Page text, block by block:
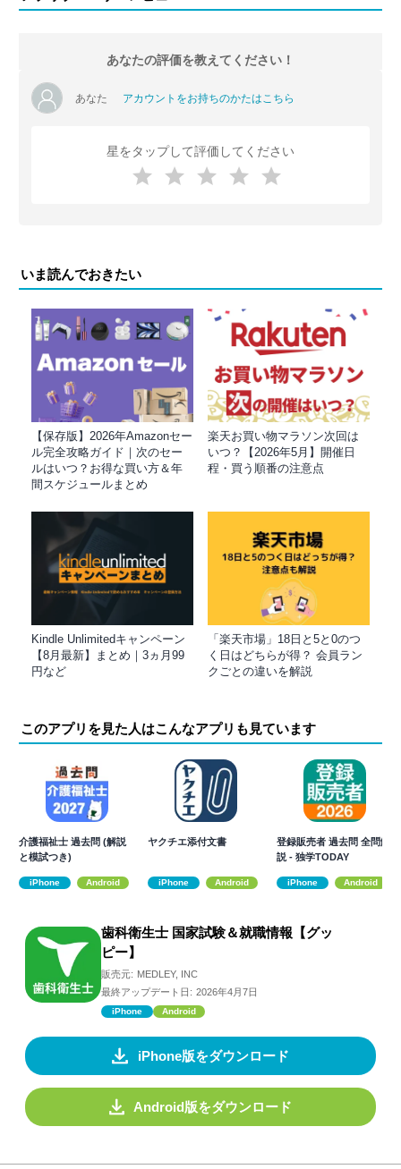
あなたの評価を教えてください！
あなた アカウントをお持ちのかたはこちら
星をタップして評価してください
いま読んでおきたい
【保存版】2026年Amazonセー
ル完全攻略ガイド｜次のセー
ルはいつ？お得な買い方＆年
間スケジュールまとめ
楽天お買い物マラソン次回は
いつ？【2026年5月】開催日
程・買う順番の注意点
Kindle Unlimitedキャンペーン
【8月最新】まとめ｜3ヵ月99
円など
「楽天市場」18日と5と0のつ
く日はどちらが得？ 会員ラン
クごとの違いを解説
このアプリを見た人はこんなアプリも見ています
介護福祉士 過去問 (解説
と模試つき)
iPhone Android
ヤクチエ添付文書
iPhone Android
登録販売者 過去問 全問解
説 - 独学TODAY
iPhone Android
歯科衛生士 国家試験＆就職情報【グッ
ピー】
販売元: MEDLEY, INC
最終アップデート日: 2026年4月7日
iPhone Android
iPhone版をダウンロード
Android版をダウンロード